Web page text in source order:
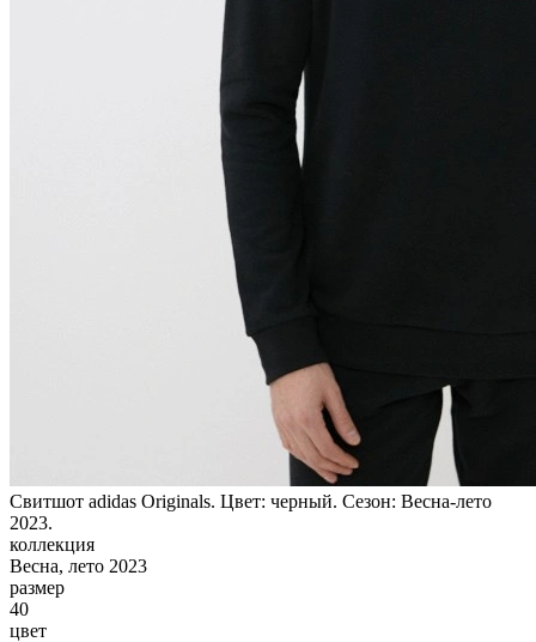
Свитшот adidas Originals. Цвет: черный. Сезон: Весна-лето
2023.
коллекция
Весна, лето 2023
размер
40
цвет